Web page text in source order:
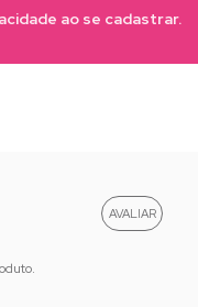
ao se cadastrar.